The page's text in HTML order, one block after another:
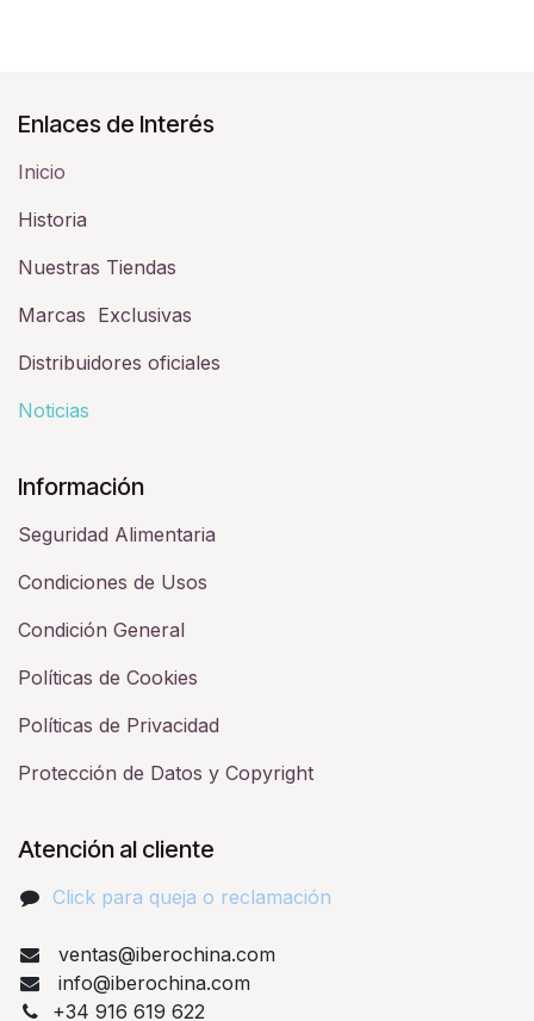
Enlaces de Interés
Inicio
Historia​
Nuestras Tiendas
Marcas Exclusivas
Distribuidores oficiales
Noticias
Información
Seguridad Alimentaria
Condiciones de Usos
Condición General
Políticas de Cookies
Políticas de Privacidad
Protección de Datos y Copyright
Atención al cliente
Click para queja o reclamación​
ventas@iberochina.com
info@iberochina.com
+34 916 619 622